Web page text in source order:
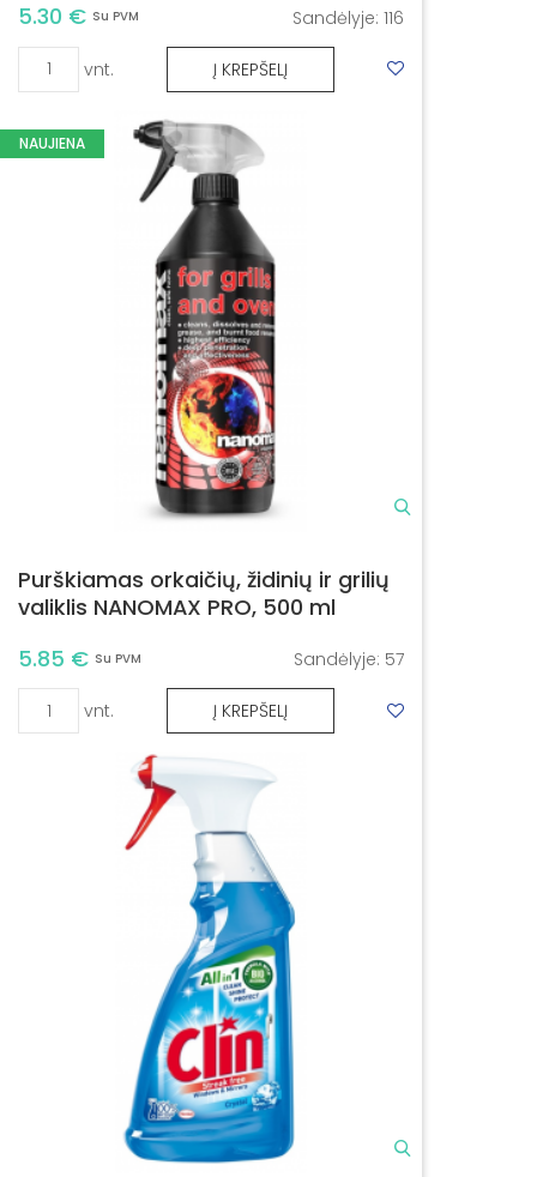
5.30 € Su PVM Sandėlyje: 116
vnt. Į KREPŠELĮ
NAUJIENA
Purškiamas orkaičių, židinių ir grilių
valiklis NANOMAX PRO, 500 ml
5.85 € Su PVM Sandėlyje: 57
vnt. Į KREPŠELĮ